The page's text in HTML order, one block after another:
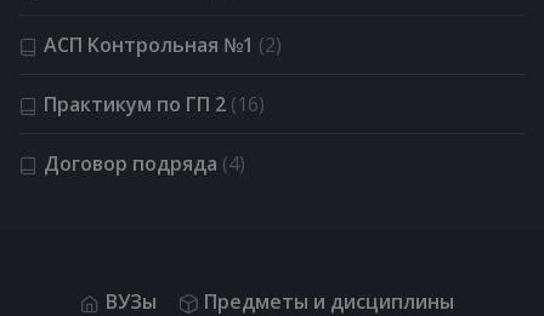
АСП Kонтрольная №1 (2)
Практикум по ГП 2 (16)
Договор подряда (4)
ВУЗы Предметы и дисциплины